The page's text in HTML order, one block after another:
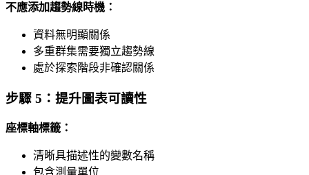
不應添加趨勢線時機：
資料無明顯關係
多重群集需要獨立趨勢線
處於探索階段非確認關係
步驟 5：提升圖表可讀性
座標軸標籤：
清晰具描述性的變數名稱
包含測量單位